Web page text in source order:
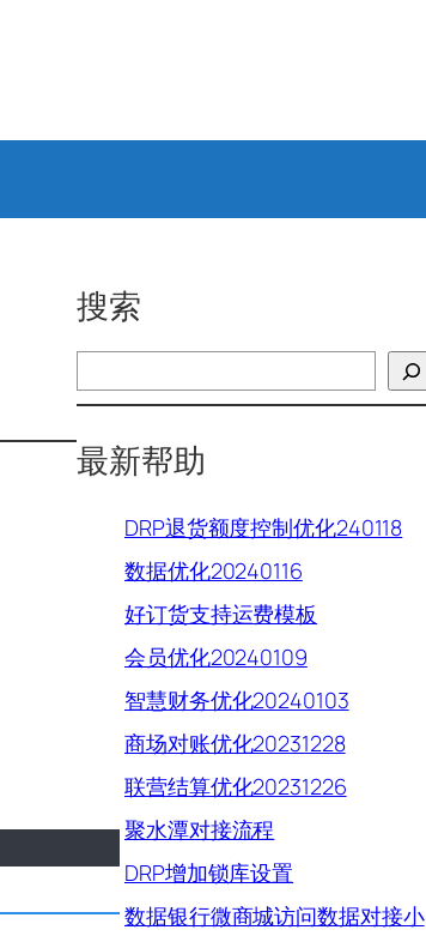
搜索
索
最新帮助
DRP退货额度控制优化240118
数据优化20240116
好订货支持运费模板
会员优化20240109
智慧财务优化20240103
商场对账优化20231228
联营结算优化20231226
聚水潭对接流程
DRP增加锁库设置
数据银行微商城访问数据对接小